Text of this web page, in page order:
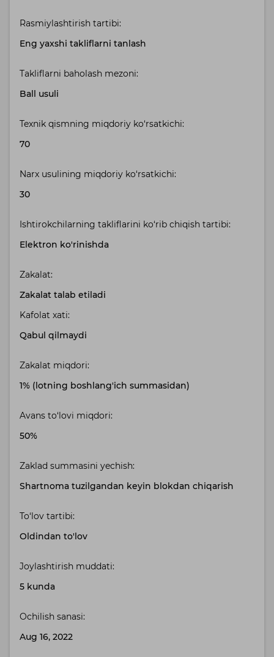
Rasmiylashtirish tartibi:
Eng yaxshi takliflarni tanlash
Takliflarni baholash mezoni:
Ball usuli
Texnik qismning miqdoriy ko‘rsatkichi:
70
Narx usulining miqdoriy ko‘rsatkichi:
30
Ishtirokchilarning takliflarini ko‘rib chiqish tartibi:
Elektron ko'rinishda
Zakalat:
Zakalat talab etiladi
Kafolat xati:
Qabul qilmaydi
Zakalat miqdori:
1% (lotning boshlang'ich summasidan)
Avans to‘lovi miqdori:
50%
Zaklad summasini yechish:
Shartnoma tuzilgandan keyin blokdan chiqarish
To‘lov tartibi:
Oldindan to'lov
Joylashtirish muddati:
5 kunda
Ochilish sanasi:
Aug 16, 2022